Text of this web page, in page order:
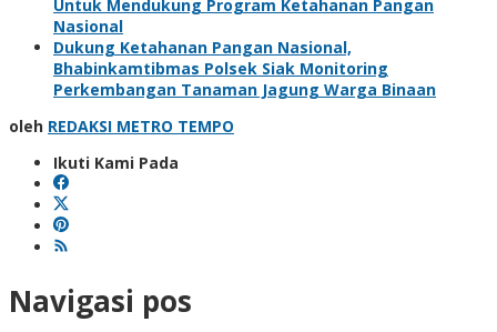
Untuk Mendukung Program Ketahanan Pangan
Nasional
Dukung Ketahanan Pangan Nasional,
Bhabinkamtibmas Polsek Siak Monitoring
Perkembangan Tanaman Jagung Warga Binaan
oleh REDAKSI METRO TEMPO
Ikuti Kami Pada
Navigasi pos